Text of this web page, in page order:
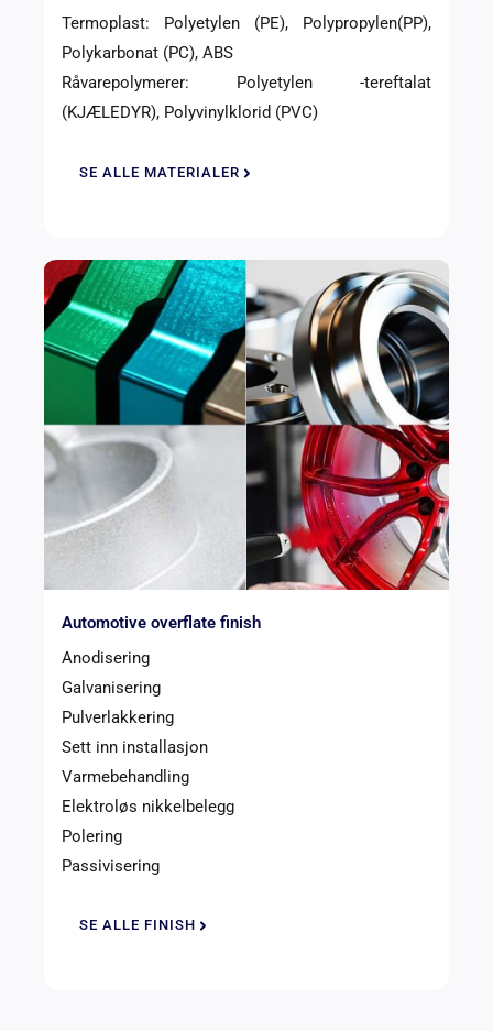
Termoplast: Polyetylen (PE), Polypropylen(PP),
Polykarbonat (PC), ABS
Råvarepolymerer: Polyetylen -tereftalat
(KJÆLEDYR), Polyvinylklorid (PVC)
SE ALLE MATERIALER
Automotive overflate finish
Anodisering
Galvanisering
Pulverlakkering
Sett inn installasjon
Varmebehandling
Elektroløs nikkelbelegg
Polering
Passivisering
SE ALLE FINISH